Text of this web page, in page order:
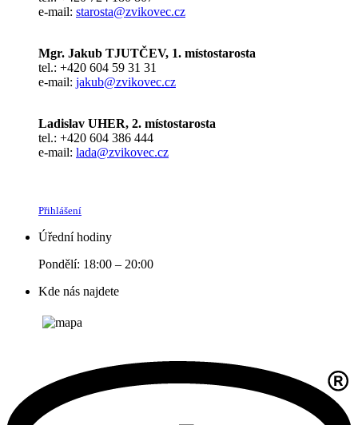
e-mail: starosta@zvikovec.cz
Mgr. Jakub TJUTČEV, 1. místostarosta
tel.: +420 604 59 31 31
e-mail: jakub@zvikovec.cz
Ladislav UHER, 2. místostarosta
tel.: +420 604 386 444
e-mail: lada@zvikovec.cz
Přihlášení
Úřední hodiny
Pondělí: 18:00 – 20:00
Kde nás najdete